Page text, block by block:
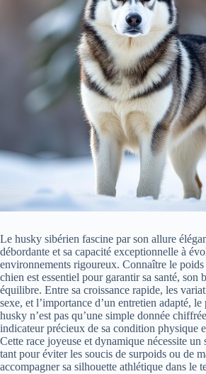
Le husky sibérien fascine par son allure
débordante et sa capacité exceptionnelle à
environnements rigoureux. Connaître le poids
chien est essentiel pour garantir sa santé, son
équilibre. Entre sa croissance rapide, les
sexe, et l’importance d’un entretien adapté, le
husky n’est pas qu’une simple donnée
indicateur précieux de sa condition physique
Cette race joyeuse et dynamique nécessite un
tant pour éviter les soucis de surpoids ou de
accompagner sa silhouette athlétique dans le